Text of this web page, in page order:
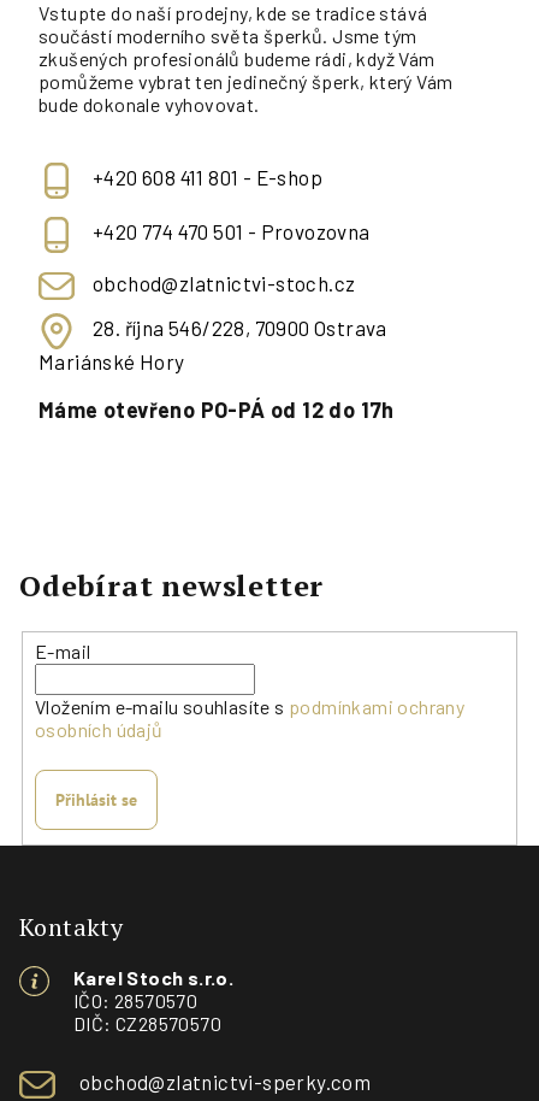
Vstupte do naší prodejny, kde se tradice stává
součástí moderního světa šperků. Jsme tým
zkušených profesionálů budeme rádi, když Vám
pomůžeme vybrat ten jedinečný šperk, který Vám
bude dokonale vyhovovat.
+420 608 411 801 - E-shop
+420 774 470 501 - Provozovna
obchod@zlatnictvi-stoch.cz
28. října 546/228, 70900 Ostrava
Mariánské Hory
Máme otevřeno PO-PÁ od 12 do 17h
Odebírat newsletter
E-mail
Vložením e-mailu souhlasíte s podmínkami ochrany
osobních údajů
Přihlásit se
Kontakty
Karel Stoch s.r.o.
IČO: 28570570
DIČ: CZ28570570
obchod@zlatnictvi-sperky.com